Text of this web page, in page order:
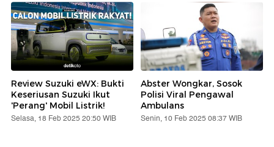
Review Suzuki eWX: Bukti
Keseriusan Suzuki Ikut
'Perang' Mobil Listrik!
Selasa, 18 Feb 2025 20:50 WIB
Abster Wongkar, Sosok
Polisi Viral Pengawal
Ambulans
Senin, 10 Feb 2025 08:37 WIB